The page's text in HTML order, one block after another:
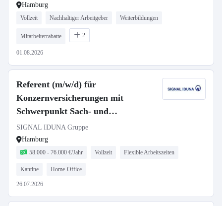
Hamburg
Vollzeit Nachhaltiger Arbeitgeber Weiterbildungen
Mitarbeiterrabatte 2
01.08.2026
Referent (m/w/d) für
Konzernversicherungen mit
Schwerpunkt Sach- und
Haftpflichtversicherung
SIGNAL IDUNA Gruppe
Hamburg
58.000 - 76.000 €/Jahr Vollzeit Flexible Arbeitszeiten
Kantine Home-Office
26.07.2026